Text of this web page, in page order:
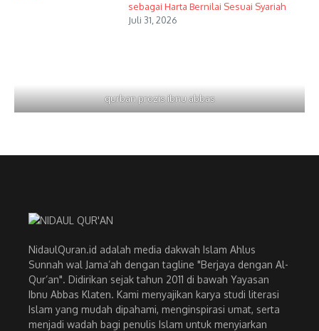
sebagai Harta Bernilai Sesuai Syariah
Juli 31, 2026
qurban prozis ibnu abbas
NidaulQuran.id adalah media dakwah Islam Ahlus
Sunnah wal Jama’ah dengan tagline "Berjaya dengan Al-
Qur’an". Didirikan sejak tahun 2011 di bawah Yayasan
Ibnu Abbas Klaten. Kami menyajikan karya studi literasi
Islam yang mudah dipahami, menginspirasi umat, serta
menjadi wadah bagi penulis Islam untuk menyiarkan